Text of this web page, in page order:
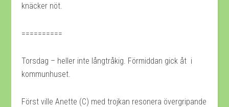
knäcker nöt.
==========
Torsdag – heller inte långtråkig. Förmiddan gick åt i
kommunhuset.
Först ville Anette (C) med trojkan resonera övergripande